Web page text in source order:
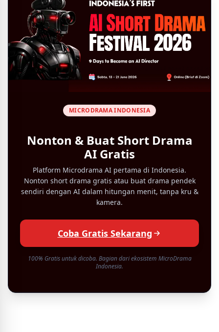
MICRODRAMA INDONESIA
Nonton & Buat Short Drama
AI Gratis
Platform Microdrama AI pertama di Indonesia.
Nonton short drama gratis atau buat drama pendek
sendiri dengan AI dalam hitungan menit, tanpa kru &
kamera.
Coba Gratis Sekarang
100% Gratis untuk dicoba. Bagian dari ekosistem MicroDrama
Indonesia.